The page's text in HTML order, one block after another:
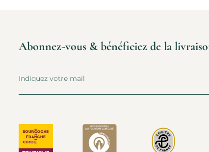
Abonnez-vous & bénéficiez de la